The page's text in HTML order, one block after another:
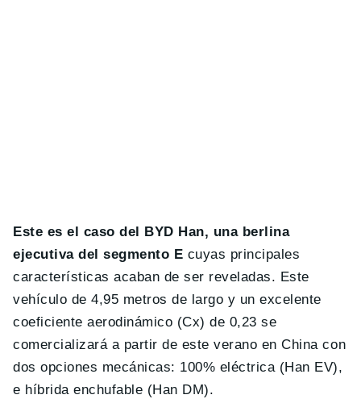
Este es el caso del BYD Han, una berlina
ejecutiva del segmento E cuyas principales
características acaban de ser reveladas. Este
vehículo de 4,95 metros de largo y un excelente
coeficiente aerodinámico (Cx) de 0,23 se
comercializará a partir de este verano en China con
dos opciones mecánicas: 100% eléctrica (Han EV),
e híbrida enchufable (Han DM).